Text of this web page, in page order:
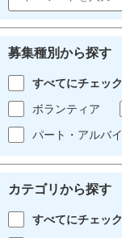
募集種別から探す
すべてにチェック
ボランティア
パート・アルバ
カテゴリから探す
すべてにチェック